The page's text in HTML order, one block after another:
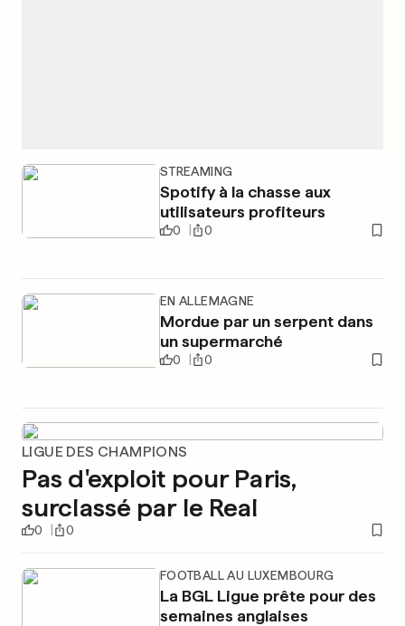
STREAMING
Spotify à la chasse aux
utilisateurs profiteurs
0 0
EN ALLEMAGNE
Mordue par un serpent dans
un supermarché
0 0
LIGUE DES CHAMPIONS
Pas d'exploit pour Paris,
surclassé par le Real
0 0
FOOTBALL AU LUXEMBOURG
La BGL Ligue prête pour des
semaines anglaises